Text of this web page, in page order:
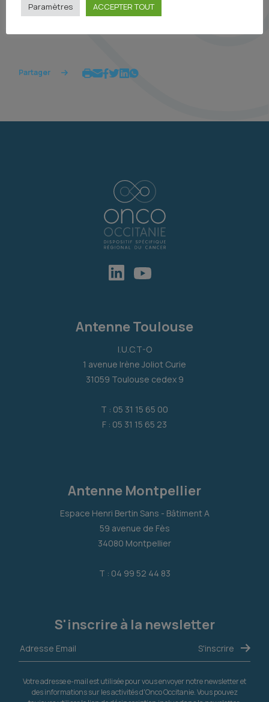
Partager
Antenne Toulouse
I.U.C.T-O
1 avenue Irène Joliot Curie
31059 Toulouse cedex 9
T : 05 31 15 65 00
F : 05 31 15 65 23
Antenne Montpellier
Espace Henri Bertin Sans - Bâtiment A
59 avenue de Fès
34080 Montpellier
T : 04 99 52 44 83
S'inscrire à la newsletter
Votre adresse e-mail est utilisée pour vous envoyer notre newsletter et
des informations sur les activités d'Onco Occitanie. Vous pouvez
Paramètres ACCEPTER TOUT